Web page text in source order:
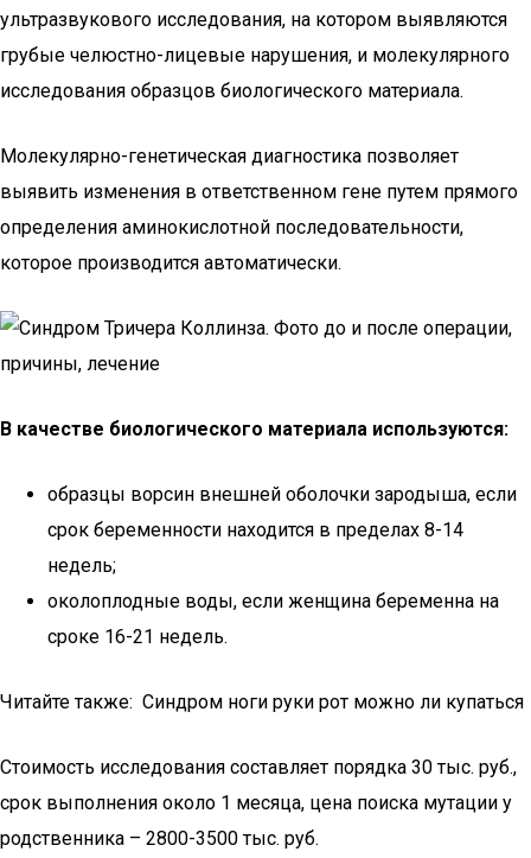
ультразвукового исследования, на котором выявляются
грубые челюстно-лицевые нарушения, и молекулярного
исследования образцов биологического материала.
Молекулярно-генетическая диагностика позволяет
выявить изменения в ответственном гене путем прямого
определения аминокислотной последовательности,
которое производится автоматически.
В качестве биологического материала используются:
образцы ворсин внешней оболочки зародыша, если
срок беременности находится в пределах 8-14
недель;
околоплодные воды, если женщина беременна на
сроке 16-21 недель.
Читайте также: Синдром ноги руки рот можно ли купаться
Стоимость исследования составляет порядка 30 тыс. руб.,
срок выполнения около 1 месяца, цена поиска мутации у
родственника – 2800-3500 тыс. руб.